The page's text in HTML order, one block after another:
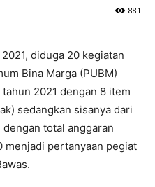
881
diduga 20 kegiatan
Bina Marga (PUBM)
2021 dengan 8 item
sedangkan sisanya dari
total anggaran
menjadi pertanyaan pegiat